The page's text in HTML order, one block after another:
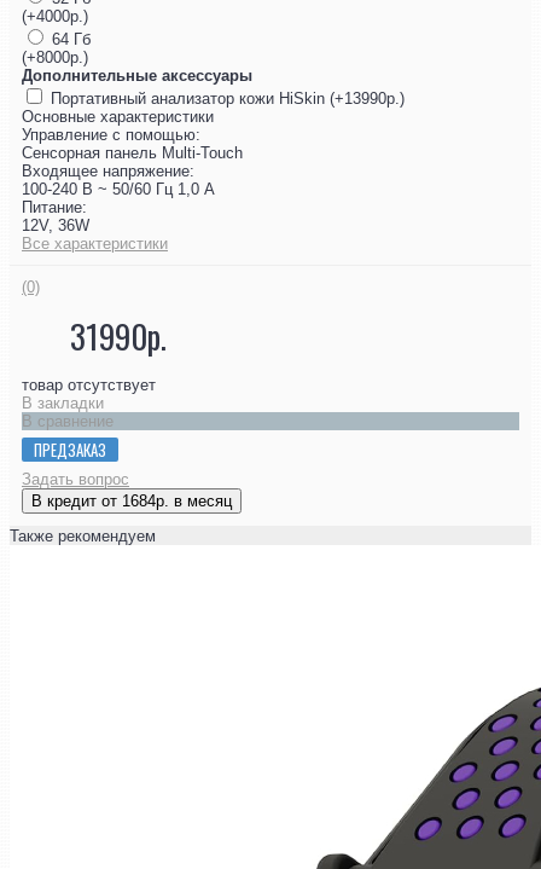
(+4000р.)
64 Гб
(+8000р.)
Дополнительные аксессуары
Портативный анализатор кожи HiSkin (+13990р.)
Основные характеристики
Управление с помощью:
Сенсорная панель Multi-Touch
Входящее напряжение:
100-240 В ~ 50/60 Гц 1,0 А
Питание:
12V, 36W
Все характеристики
(0)
31990р.
товар отсутствует
В закладки
В сравнение
ПРЕДЗАКАЗ
Задать вопрос
В кредит от 1684р. в месяц
Также рекомендуем